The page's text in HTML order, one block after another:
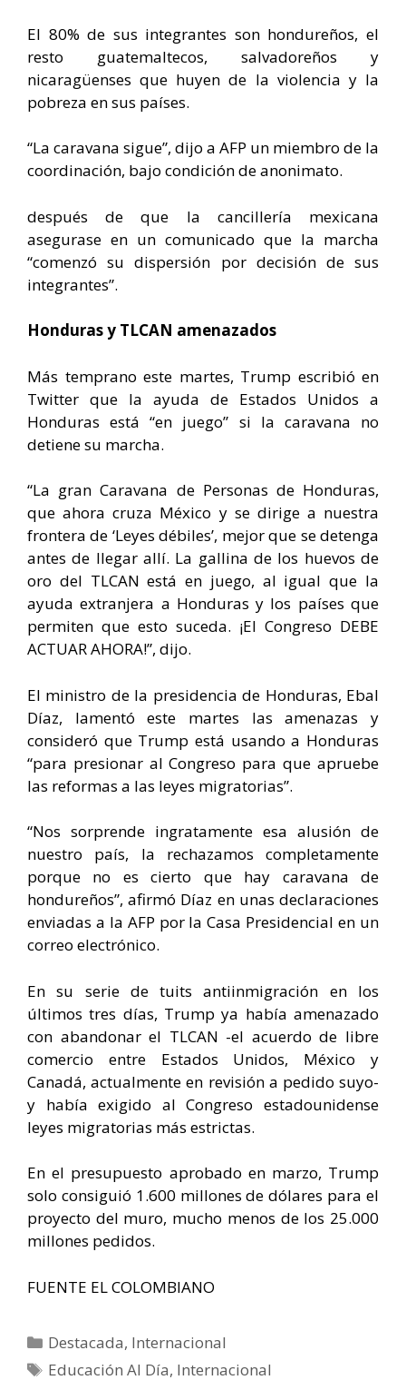
El 80% de sus integrantes son hondureños, el
resto guatemaltecos, salvadoreños y
nicaragüenses que huyen de la violencia y la
pobreza en sus países.
“La caravana sigue”, dijo a AFP un miembro de la
coordinación, bajo condición de anonimato.
después de que la cancillería mexicana
asegurase en un comunicado que la marcha
“comenzó su dispersión por decisión de sus
integrantes”.
Honduras y TLCAN amenazados
Más temprano este martes, Trump escribió en
Twitter que la ayuda de Estados Unidos a
Honduras está “en juego” si la caravana no
detiene su marcha.
“La gran Caravana de Personas de Honduras,
que ahora cruza México y se dirige a nuestra
frontera de ‘Leyes débiles’, mejor que se detenga
antes de llegar allí. La gallina de los huevos de
oro del TLCAN está en juego, al igual que la
ayuda extranjera a Honduras y los países que
permiten que esto suceda. ¡El Congreso DEBE
ACTUAR AHORA!”, dijo.
El ministro de la presidencia de Honduras, Ebal
Díaz, lamentó este martes las amenazas y
consideró que Trump está usando a Honduras
“para presionar al Congreso para que apruebe
las reformas a las leyes migratorias”.
“Nos sorprende ingratamente esa alusión de
nuestro país, la rechazamos completamente
porque no es cierto que hay caravana de
hondureños”, afirmó Díaz en unas declaraciones
enviadas a la AFP por la Casa Presidencial en un
correo electrónico.
En su serie de tuits antiinmigración en los
últimos tres días, Trump ya había amenazado
con abandonar el TLCAN -el acuerdo de libre
comercio entre Estados Unidos, México y
Canadá, actualmente en revisión a pedido suyo-
y había exigido al Congreso estadounidense
leyes migratorias más estrictas.
En el presupuesto aprobado en marzo, Trump
solo consiguió 1.600 millones de dólares para el
proyecto del muro, mucho menos de los 25.000
millones pedidos.
FUENTE EL COLOMBIANO
Categorías
Destacada, Internacional
Etiquetas
Educación Al Día, Internacional